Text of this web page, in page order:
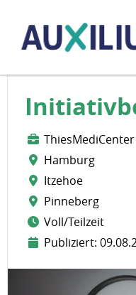
Hamburg
Itzehoe
Pinneberg
Voll/Teilzeit
Publiziert: